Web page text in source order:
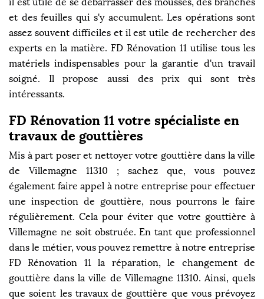
et des feuilles qui s'y accumulent. Les opérations sont
assez souvent difficiles et il est utile de rechercher des
experts en la matière. FD Rénovation 11 utilise tous les
matériels indispensables pour la garantie d'un travail
soigné. Il propose aussi des prix qui sont très
intéressants.
FD Rénovation 11 votre spécialiste en
travaux de gouttières
Mis à part poser et nettoyer votre gouttière dans la ville
de Villemagne 11310 ; sachez que, vous pouvez
également faire appel à notre entreprise pour effectuer
une inspection de gouttière, nous pourrons le faire
régulièrement. Cela pour éviter que votre gouttière à
Villemagne ne soit obstruée. En tant que professionnel
dans le métier, vous pouvez remettre à notre entreprise
FD Rénovation 11 la réparation, le changement de
gouttière dans la ville de Villemagne 11310. Ainsi, quels
que soient les travaux de gouttière que vous prévoyez